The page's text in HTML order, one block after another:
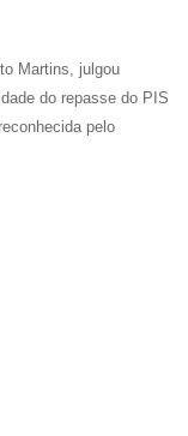
Martins, julgou
do repasse do PIS
pelo